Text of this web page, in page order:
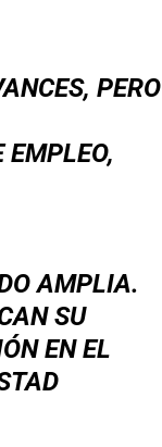
PERO
AMPLIA.
SU
EN EL